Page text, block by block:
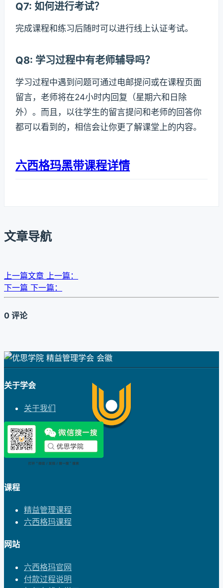
Q7: 如何进行考试？
完成课程和练习后随时可以进行线上认证考试。
Q8: 学习过程中有老师辅导吗？
学习过程中遇到问题可通过电邮提问或在课程页面
留言，老师将在24小时内回复（星期六和日除
外）。而且，以往学生的留言提问和老师的回答你
都可以看到的，相信会让你更了解课堂上的内容。
六西格玛黑带课程详情
文章导航
上一篇文章 上一篇：
下一篇 下一篇：
0 评论
关于学会
关于我们
课程
精益管理课程
六西格玛课程
网站
六西格玛官网
付款过程说明